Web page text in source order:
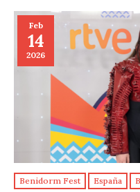
Feb
14
2026
Benidorm Fest España